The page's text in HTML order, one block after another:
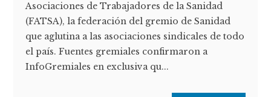
Asociaciones de Trabajadores de la Sanidad
(FATSA), la federación del gremio de Sanidad
que aglutina a las asociaciones sindicales de todo
el país. Fuentes gremiales confirmaron a
InfoGremiales en exclusiva qu...